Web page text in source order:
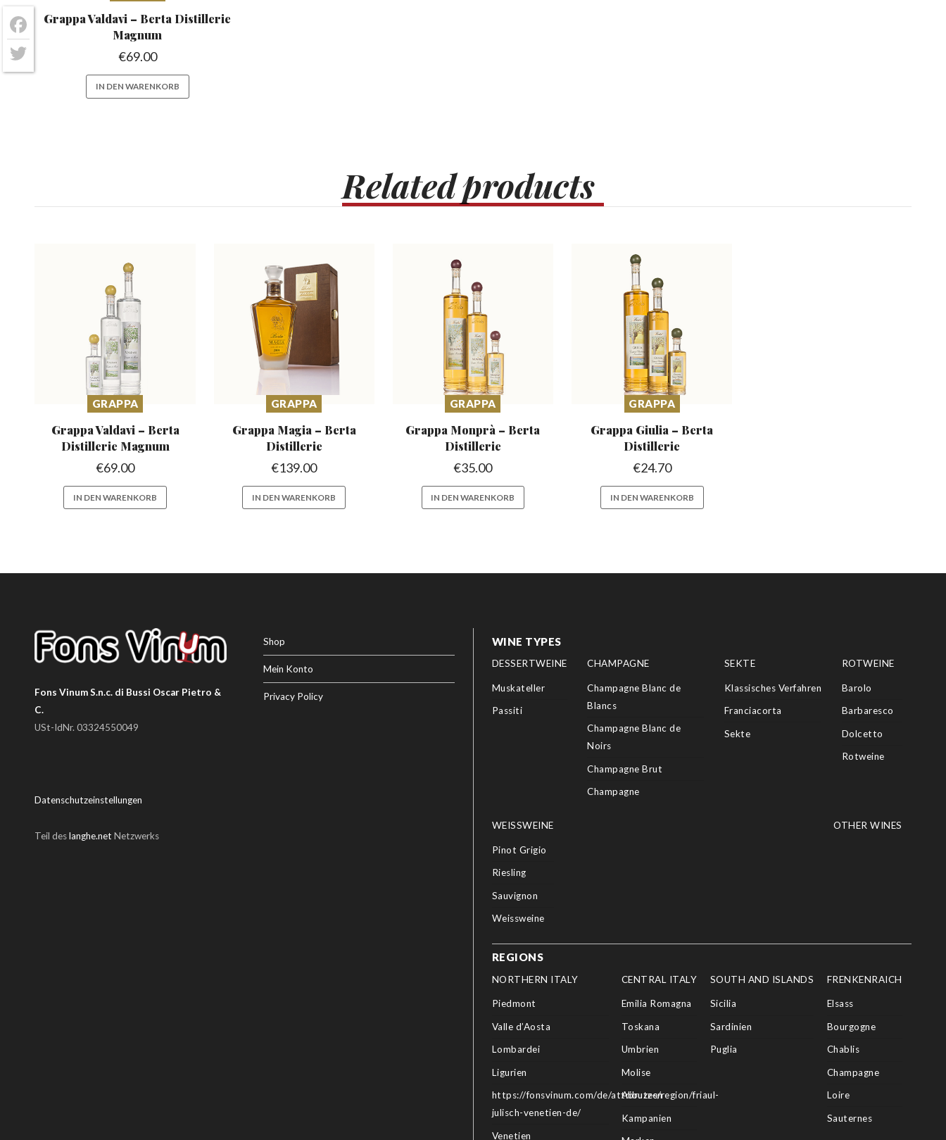
Grappa Valdavi – Berta Distillerie
Magnum
€69.00
IN DEN WARENKORB
Relatedproducts
GRAPPA
Grappa Valdavi – Berta
Distillerie Magnum
€69.00
IN DEN WARENKORB
GRAPPA
Grappa Magia – Berta
Distillerie
€139.00
IN DEN WARENKORB
GRAPPA
Grappa Monprà – Berta
Distillerie
€35.00
IN DEN WARENKORB
GRAPPA
Grappa Giulia – Berta
Distillerie
€24.70
IN DEN WARENKORB
Fons Vinum S.n.c. di Bussi Oscar Pietro &
C.
USt-IdNr. 03324550049
Datenschutzeinstellungen
Teil deslanghe.net Netzwerks
Shop
Mein Konto
Privacy Policy
WINE TYPES
DESSERTWEINE
Muskateller
Passiti
CHAMPAGNE
Champagne Blanc de
Blancs
Champagne Blanc de
Noirs
Champagne Brut
Champagne
SEKTE
Klassisches Verfahren
Franciacorta
Sekte
ROTWEINE
Barolo
Barbaresco
Dolcetto
Rotweine
WEISSWEINE
Pinot Grigio
Riesling
Sauvignon
Weissweine
OTHER WINES
REGIONS
NORTHERN ITALY
Piedmont
Valle d’Aosta
Lombardei
Ligurien
https://fonsvinum.com/de/attributes/region/friaul-
julisch-venetien-de/
Venetien
CENTRAL ITALY
Emilia Romagna
Toskana
Umbrien
Molise
Abruzzen
Kampanien
SOUTH AND ISLANDS
Sicilia
Sardinien
Puglia
FRENKENRAICH
Elsass
Bourgogne
Chablis
Champagne
Loire
Sauternes
Facebook
Twitter